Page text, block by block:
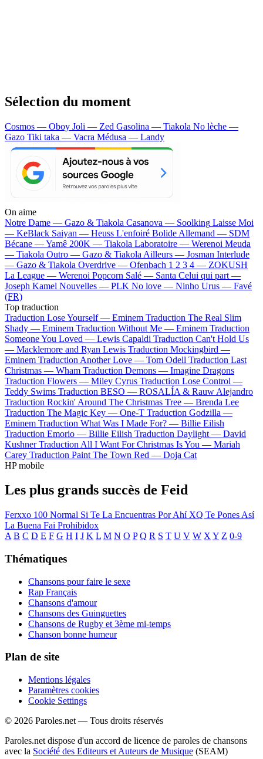
Sélection du moment
Cosmos — Oboy Joli — Zed Gasolina — Tiakola No lèche —
Gazo Tiki taka — Vacra Médusa — Landy
On aime
Notre Dame — Gazo & Tiakola Casanova — Soolking Laisse Moi
— KeBlack Saiyan — Heuss L'enfoiré Bolide Allemand — SDM
Bécane —Yamê 200K — Tiakola Laboratoire — Werenoi Meuda
— Tiakola Outro — Gazo & Tiakola Ailleurs — Josman Interlude
— Gazo & Tiakola Overdrive — Ofenbach 1 2 3 4 — ZOKUSH
La League — Werenoi Popcorn Salé — Santa Celui qui part —
Joseph Kamel Nouvelles — PLK No love — Ninho Urus — Favé
(FR)
Top traduction
Traduction Lose Yourself — Eminem Traduction The Real Slim
Shady — Eminem Traduction Without Me — Eminem Traduction
Someone You Loved — Lewis Capaldi Traduction Can't Hold Us
— Macklemore and Ryan Lewis Traduction Mockingbird —
Eminem Traduction Another Love — Tom Odell Traduction Last
Christmas — Wham Traduction Demons — Imagine Dragons
Traduction Flowers — Miley Cyrus Traduction Lose Control —
Teddy Swims Traduction BESO — ROSALÍA & Rauw Alejandro
Traduction Rockin' Around The Christmas Tree — Brenda Lee
Traduction The Magic Key — One-T Traduction Godzilla —
Eminem Traduction What Was I Made For? — Billie Eilish
Traduction Emorio — Billie Eilish Traduction Daylight — David
Kushner Traduction All I Want For Christmas Is You — Mariah
Carey Traduction Paint The Town Red — Doja Cat
HP mobile
Les plus grands succès de Feid
Ferxxo 100 Normal Si Te La Encuentras Por Ahí XQ Te Pones Así
La Buena Fai Prohibidox
A B C D E F G H I J K L M N O P Q R S T U V W X Y Z 0-9
Thématiques
Chansons pour faire le sexe
Rap Français
Chansons d'amour
Chansons des Guinguettes
Chansons de Rugby et 3ème mi-temps
Chanson bonne humeur
Plan de site
Mentions légales
Paramètres cookies
Cookie Settings
© 2026 Paroles.net — Tous droits réservés
Paroles.net dispose d'un accord de licence de paroles de chansons
avec la Société des Editeurs et Auteurs de Musique (SEAM)